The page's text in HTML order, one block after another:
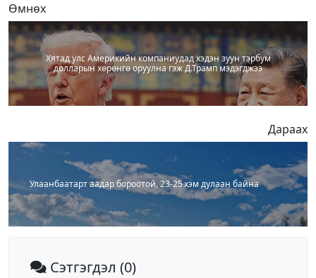
Өмнөх
Хятад улс Америкийн компаниудад хэдэн зуун тэрбум
долларын хөрөнгө оруулна гэж Д.Трамп мэдэгджээ
Дараах
Улаанбаатарт аадар бороотой, 23-25 хэм дулаан байна
Сэтгэгдэл (0)